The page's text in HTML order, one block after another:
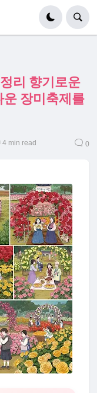
리 향기로운
장미축제를
4 min read 0